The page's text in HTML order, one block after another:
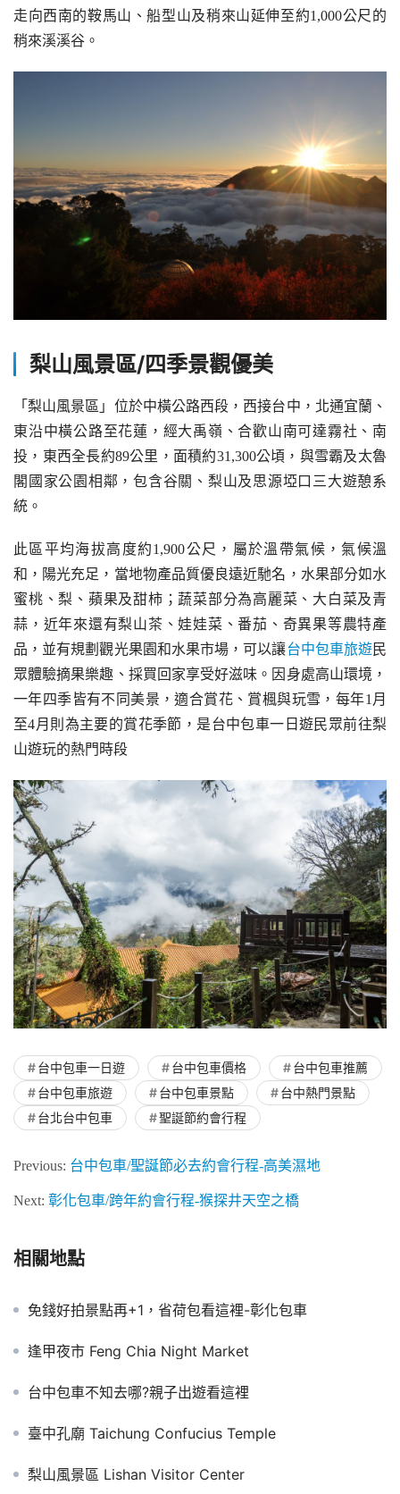
走向西南的鞍馬山、船型山及稍來山延伸至約1,000公尺的
稍來溪溪谷。
梨山風景區/四季景觀優美
「梨山風景區」位於中橫公路西段，西接台中，北通宜蘭、
東沿中橫公路至花蓮，經大禹嶺、合歡山南可達霧社、南
投，東西全長約89公里，面積約31,300公頃，與雪霸及太魯
閣國家公園相鄰，包含谷關、梨山及思源埡口三大遊憩系
統。
此區平均海拔高度約1,900公尺，屬於溫帶氣候，氣候溫
和，陽光充足，當地物產品質優良遠近馳名，水果部分如水
蜜桃、梨、蘋果及甜柿；蔬菜部分為高麗菜、大白菜及青
蒜，近年來還有梨山茶、娃娃菜、番茄、奇異果等農特產
品，並有規劃觀光果園和水果市場，可以讓台中包車旅遊民
眾體驗摘果樂趣、採買回家享受好滋味。因身處高山環境，
一年四季皆有不同美景，適合賞花、賞楓與玩雪，每年1月
至4月則為主要的賞花季節，是台中包車一日遊民眾前往梨
山遊玩的熱門時段
台中包車一日遊 台中包車價格
台中包車推薦
台中包車旅遊
台中包車景點
台中熱門景點
台北台中包車
聖誕節約會行程
Previous: 台中包車/聖誕節必去約會行程-高美濕地
Next: 彰化包車/跨年約會行程-猴探井天空之橋
相關地點
免錢好拍景點再+1，省荷包看這裡-彰化包車
逢甲夜市 Feng Chia Night Market
台中包車不知去哪?親子出遊看這裡
臺中孔廟 Taichung Confucius Temple
梨山風景區 Lishan Visitor Center